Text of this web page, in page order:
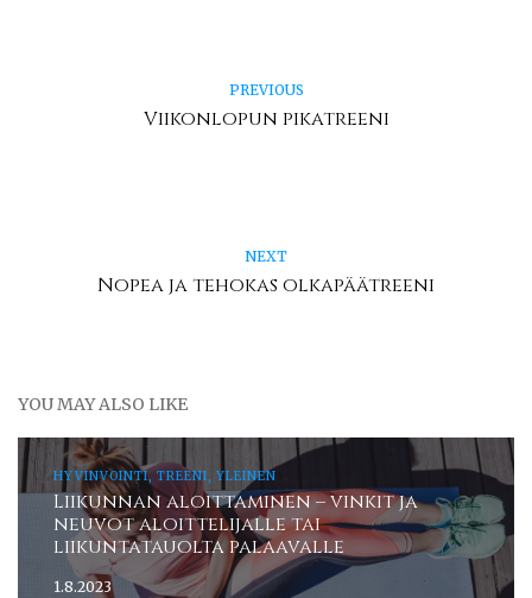
PREVIOUS
Viikonlopun pikatreeni
NEXT
Nopea ja tehokas olkapäätreeni
YOU MAY ALSO LIKE
HYVINVOINTI, TREENI, YLEINEN
Liikunnan aloittaminen – vinkit ja
neuvot aloittelijalle tai
liikuntatauolta palaavalle
1.8.2023